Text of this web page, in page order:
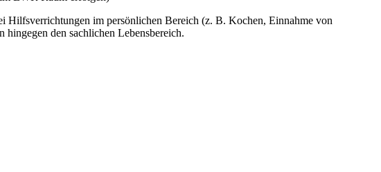
Hilfsverrichtungen im persönlichen Bereich (z. B. Kochen, Einnahme von
den sachlichen Lebensbereich.